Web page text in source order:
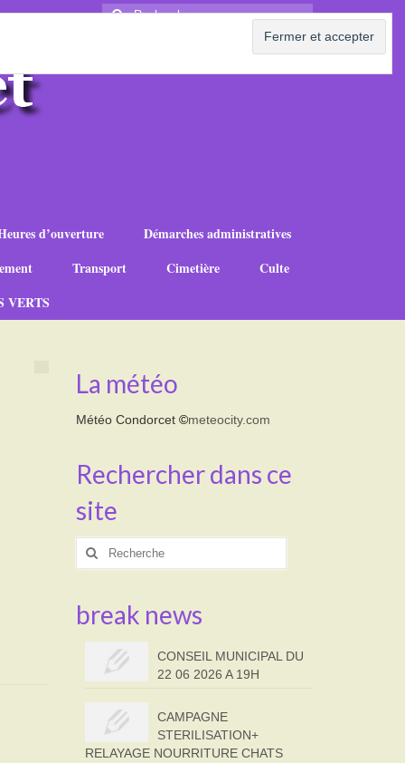
Rechercher
d’ouverture
Démarches administratives
Transport Cimetière
Culte
VERTS
La météo
Météo Condorcet©meteocity.com
Rechercher dans ce
site
Rechercher
break news
CONSEIL MUNICIPAL DU
22 06 2026 A 19H
CAMPAGNE
STERILISATION+
RELAYAGE NOURRITURE CHATS